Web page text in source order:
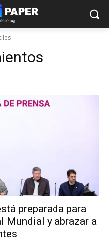
preparada para
Mundial y abrazar a